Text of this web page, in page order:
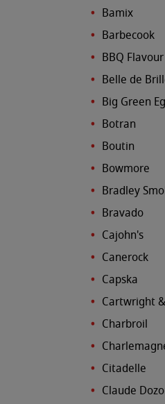
Bamix
Barbecook
BBQ Flavour
Belle de
Big Green
Botran
Boutin
Bowmore
Bradley
Bravado
Cajohn's
Canerock
Capska
Cartwright
Charbroil
Citadelle
Claude